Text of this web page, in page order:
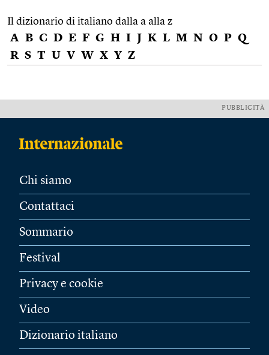
Il dizionario di italiano dalla a alla z
A B C D E F G H I J K L M N O P Q
R S T U V W X Y Z
PUBBLICITÀ
Chi siamo
Contattaci
Sommario
Festival
Privacy e cookie
Video
Dizionario italiano